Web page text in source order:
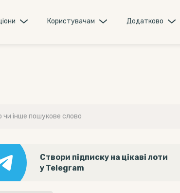
Користувачам Додатково
Створи підписку на цікаві лоти
у Telegram